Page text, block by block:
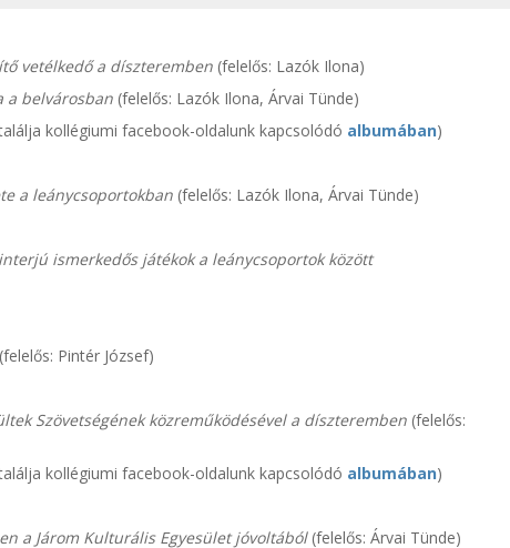
vetélkedő a díszteremben (felelős: Lazók Ilona)
a belvárosban (felelős: Lazók Ilona, Árvai Tünde)
kollégiumi facebook-oldalunk kapcsolódó albumában)
a leánycsoportokban (felelős: Lazók Ilona, Árvai Tünde)
ismerkedős játékok a leánycsoportok között
(felelős: Pintér József)
Szövetségének közreműködésével a díszteremben (felelős:
kollégiumi facebook-oldalunk kapcsolódó albumában)
a Járom Kulturális Egyesület jóvoltából (felelős: Árvai Tünde)